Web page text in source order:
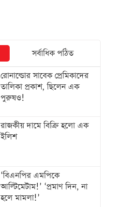
সর্বাধিক পঠিত
রোনাল্ডোর সাবেক প্রেমিকাদের
তালিকা প্রকাশ, ছিলেন এক
পুরুষও!
রাজকীয় দামে বিক্রি হলো এক
ইলিশ
‘বিএনপির এমপিকে
আল্টিমেটাম!’ ‘প্রমাণ দিন, না
হলে মামলা!’